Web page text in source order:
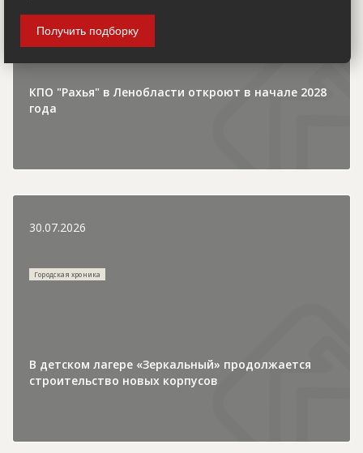
КПО "Рахья" в Ленобласти откроют в начале 2028
года
30.07.2026
Городская хроника
В детском лагере «Зеркальный» продолжается
строительство новых корпусов
Получить подборку